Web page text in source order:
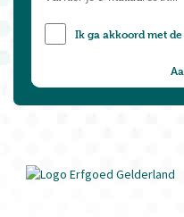
Ik ga akkoord met de